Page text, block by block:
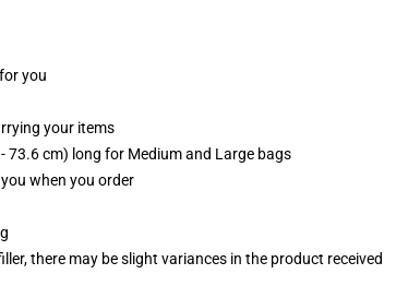
you
your items
73.6 cm) long for Medium and Large bags
when you order
there may be slight variances in the product received